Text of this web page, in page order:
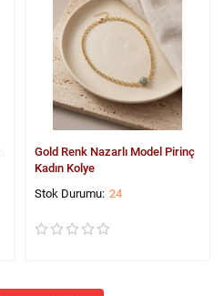
Gold Renk Nazarlı Model Pirinç
Kadın Kolye
24